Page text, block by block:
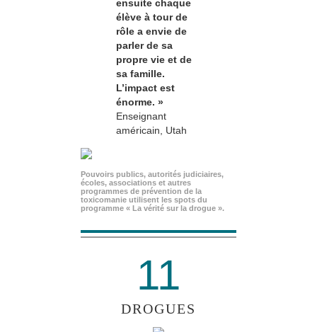
ensuite chaque
élève à tour de
rôle a envie de
parler de sa
propre vie et de
sa famille.
L’impact est
énorme. »
Enseignant
américain, Utah
Pouvoirs publics, autorités judiciaires,
écoles, associations et autres
programmes de prévention de la
toxicomanie utilisent les spots du
programme « La vérité sur la drogue ».
11
DROGUES